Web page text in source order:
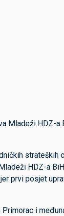
Mladeži HDZ-a
strateških
HDZ-a
prvi posjet
i